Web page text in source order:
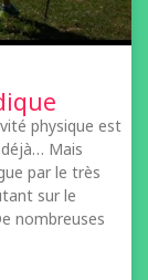
physique est
Mais
par le très
sur le
nombreuses